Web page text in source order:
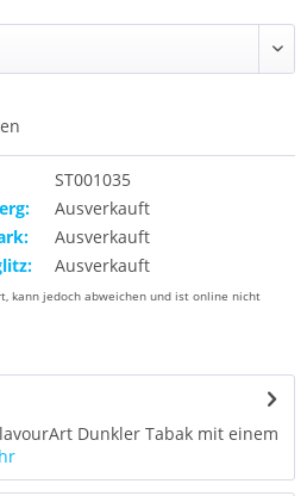
ST001035
Ausverkauft
Ausverkauft
Ausverkauft
kann jedoch abweichen und ist online nicht
Dunkler Tabak mit einem